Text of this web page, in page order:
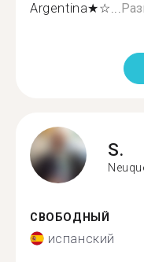
Argentina★☆...
S.
СВОБОДНЫЙ
испанский